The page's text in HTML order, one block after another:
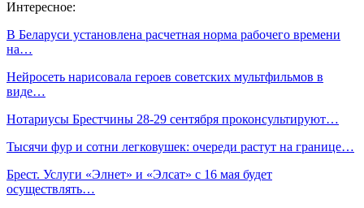
Интересное:
В Беларуси установлена расчетная норма рабочего времени
на…
Нейросеть нарисовала героев советских мультфильмов в
виде…
Нотариусы Брестчины 28-29 сентября проконсультируют…
Тысячи фур и сотни легковушек: очереди растут на границе…
Брест. Услуги «Элнет» и «Элсат» с 16 мая будет
осуществлять…